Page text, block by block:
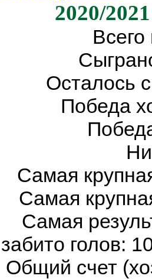
2020/
Осталось
Победа
Самая
Самая
Самая
голов:
Общий счет